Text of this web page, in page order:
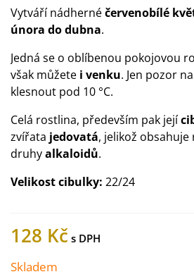
Vytváří nádhernéčervenobílé
února do dubna.
Jedná se o oblíbenou pokojovou
však můžete i venku. Jen pozor
klesnout pod 10 °C.
Celá rostlina, především pak její
zvířata jedovatá, jelikož obsahuje
druhyalkaloidů.
Velikost cibulky: 22/24
128 Kč
Skladem